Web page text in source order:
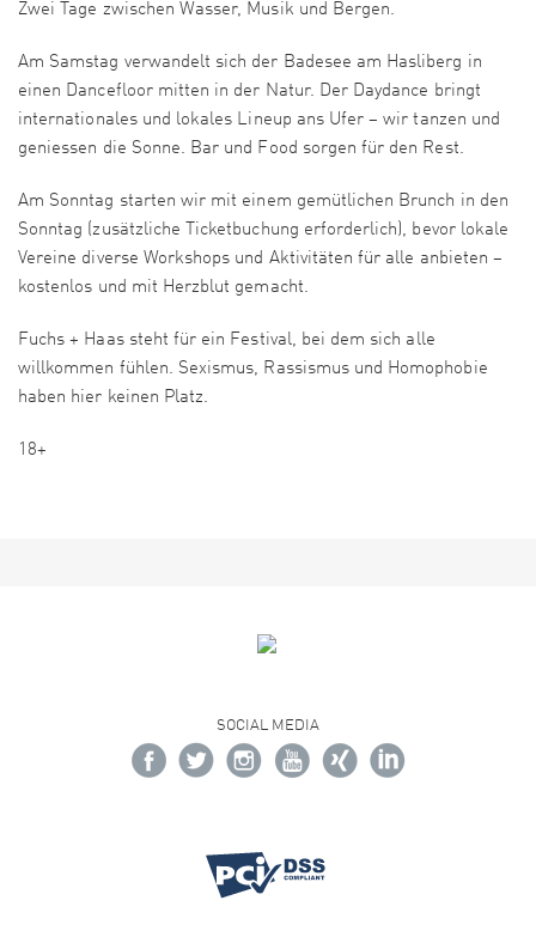
Zwei Tage zwischen Wasser, Musik und Bergen.
Am Samstag verwandelt sich der Badesee am Hasliberg in
einen Dancefloor mitten in der Natur. Der Daydance bringt
internationales und lokales Lineup ans Ufer – wir tanzen und
geniessen die Sonne. Bar und Food sorgen für den Rest.
Am Sonntag starten wir mit einem gemütlichen Brunch in den
Sonntag (zusätzliche Ticketbuchung erforderlich), bevor lokale
Vereine diverse Workshops und Aktivitäten für alle anbieten –
kostenlos und mit Herzblut gemacht.
Fuchs + Haas steht für ein Festival, bei dem sich alle
willkommen fühlen. Sexismus, Rassismus und Homophobie
haben hier keinen Platz.
18+
SOCIAL MEDIA